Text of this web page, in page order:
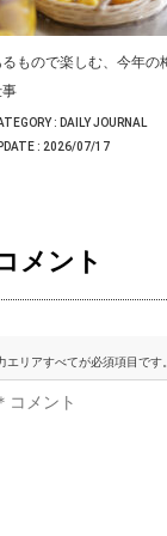
もので楽しむ、今年の
: DAILY JOURNAL
: 2026/07/17
メント
エリアすべてが必須項目です